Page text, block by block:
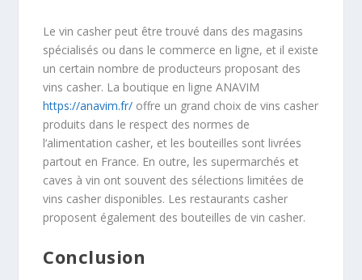
Le vin casher peut être trouvé dans des magasins
spécialisés ou dans le commerce en ligne, et il existe
un certain nombre de producteurs proposant des
vins casher. La boutique en ligne ANAVIM
https://anavim.fr/ offre un grand choix de vins casher
produits dans le respect des normes de
l‘alimentation casher, et les bouteilles sont livrées
partout en France. En outre, les supermarchés et
caves à vin ont souvent des sélections limitées de
vins casher disponibles. Les restaurants casher
proposent également des bouteilles de vin casher.
Conclusion